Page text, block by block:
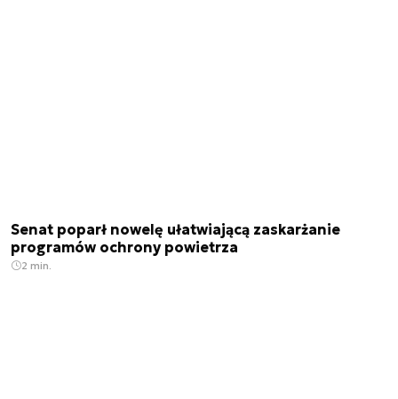
Senat poparł nowelę ułatwiającą zaskarżanie
programów ochrony powietrza
2 min.